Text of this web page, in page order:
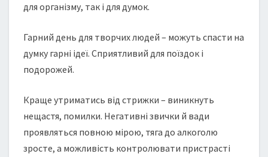
для організму, так і для думок.
Гарний день для творчих людей – можуть спасти на
думку гарні ідеї. Сприятливий для поїздок і
подорожей.
Краще утриматись від стрижки – виникнуть
нещастя, помилки. Негативні звички й вади
проявляться повною мірою, тяга до алкоголю
зросте, а можливість контролювати пристрасті